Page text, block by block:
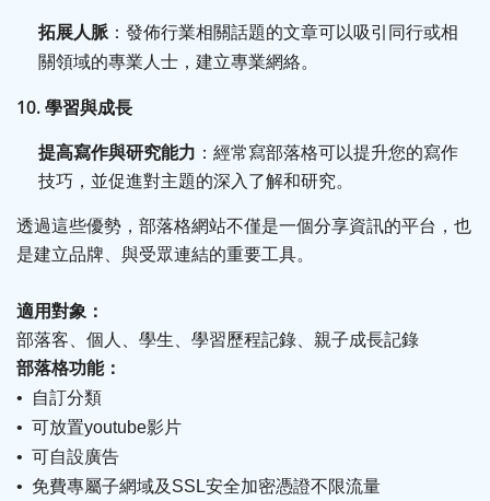
拓展人脈 ：發佈行業相關話題的文章可以吸引同行或相
關領域的專業人士，建立專業網絡。
10.學習與成長
提高寫作與研究能力 ：經常寫部落格可以提升您的寫作
技巧，並促進對主題的深入了解和研究。
透過這些優勢，部落格網站不僅是一個分享資訊的平台，也
是建立品牌、與受眾連結的重要工具。
適用對象：
部落客、個人、學生、學習歷程記錄、親子成長記錄
部落格功能：
•
自訂分類
• 可放置youtube影片
• 可自設廣告
• 免費專屬子網域及 SSL安全加密憑證不限流量